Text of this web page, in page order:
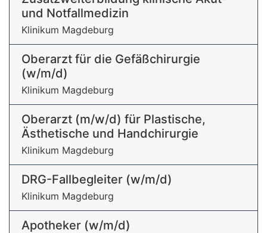
und Notfallmedizin
Klinikum Magdeburg
Oberarzt für die Gefäßchirurgie
(w/m/d)
Klinikum Magdeburg
Oberarzt (m/w/d) für Plastische,
Ästhetische und Handchirurgie
Klinikum Magdeburg
DRG-Fallbegleiter (w/m/d)
Klinikum Magdeburg
Apotheker (w/m/d)